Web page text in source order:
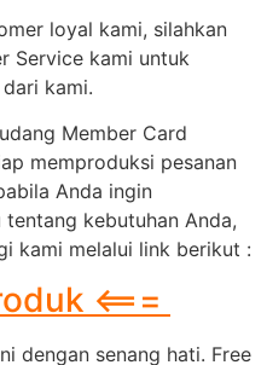
loyal kami, silahkan
Service kami untuk
kami.
Member Card
memproduksi pesanan
Anda ingin
kebutuhan Anda,
kami melalui link berikut :
<===
dengan senang hati. Free